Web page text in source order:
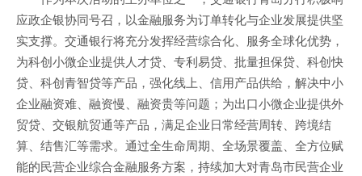
应政企银协同号召，以金融服务为订单转化与企业发展提供坚
实支撑。交通银行将充分发挥经营综合化、服务全球化优势，
为科创小微企业提供人才贷、专利易贷、批量担保贷、科创快
贷、科创青智贷等产品，强化线上、信用产品供给，解决中小
企业融资难、融资慢、融资贵等问题；为出口小微企业提供外
贸贷、交银航贸通等产品，满足企业日常经营周转、跨境结
算、结售汇等需求。通过全生命周期、全场景覆盖、全方位赋
能的民营企业综合金融服务方案，持续加大对青岛市民营企业